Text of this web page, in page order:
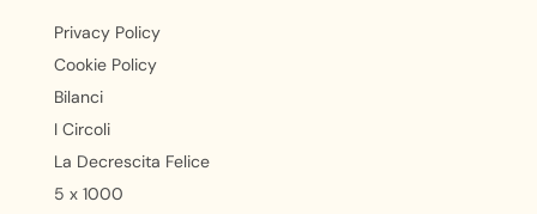
Privacy Policy
Cookie Policy
Bilanci
I Circoli
La Decrescita Felice
5 x 1000